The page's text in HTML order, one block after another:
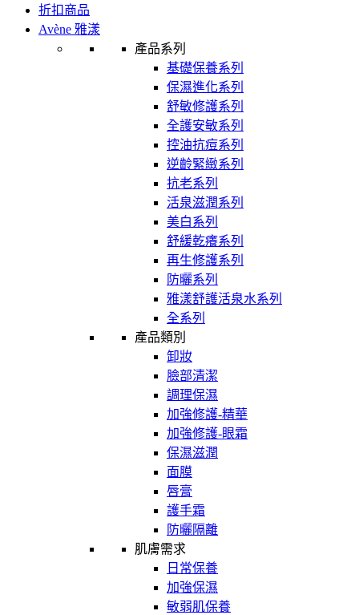
折扣商品
Avène 雅漾
產品系列
基礎保養系列
保濕進化系列
舒敏修護系列
全護安敏系列
控油抗痘系列
逆齡緊緻系列
抗老系列
活泉滋潤系列
美白系列
舒緩乾癢系列
再生修護系列
防曬系列
雅漾舒護活泉水系列
全系列
產品類別
卸妝
臉部清潔
調理保濕
加強修護-精華
加強修護-眼霜
保濕滋潤
面膜
唇膏
護手霜
防曬隔離
肌膚需求
日常保養
加強保濕
敏弱肌保養